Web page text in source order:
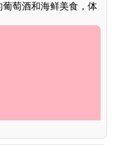
萄酒和海鲜美食，体